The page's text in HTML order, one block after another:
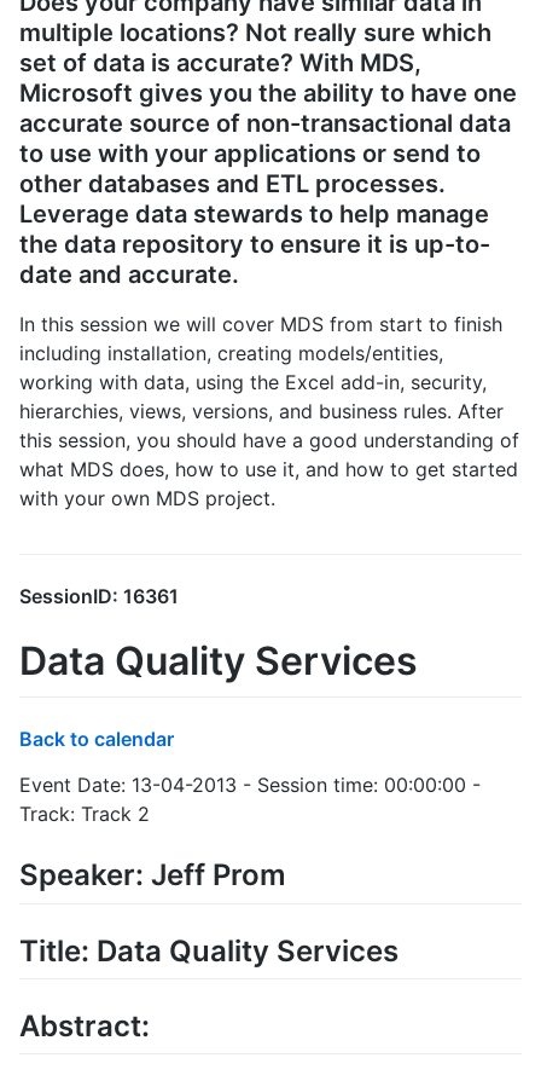
multiple locations? Not really sure which
set of data is accurate? With MDS,
Microsoft gives you the ability to have one
accurate source of non-transactional data
to use with your applications or send to
other databases and ETL processes.
Leverage data stewards to help manage
the data repository to ensure it is up-to-
date and accurate.
In this session we will cover MDS from start to finish
including installation, creating models/entities,
working with data, using the Excel add-in, security,
hierarchies, views, versions, and business rules. After
this session, you should have a good understanding of
what MDS does, how to use it, and how to get started
with your own MDS project.
SessionID: 16361
Data Quality Services
Back to calendar
Event Date: 13-04-2013 - Session time: 00:00:00 -
Track: Track 2
Speaker: Jeff Prom
Title: Data Quality Services
Abstract: